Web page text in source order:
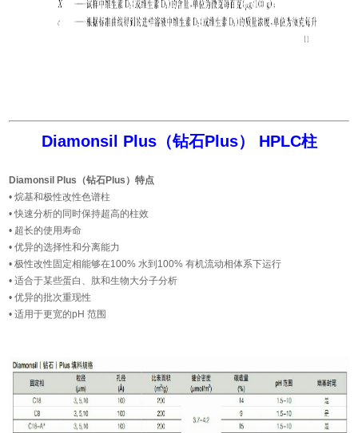
Diamonsil Plus（钻石Plus） HPLC柱
Diamonsil Plus（钻石Plus）特点
• 烷基和极性改性色谱柱
• 快速分析的同时保持超高的柱效
• 超长的使用寿命
• 优异的选择性和分离能力
• 极性改性固定相能够在100% 水到100% 有机流动相体系下运行
• 适合于某些蛋白、肽和生物大分子分析
• 优异的批次重现性
• 适用于更宽的pH 范围